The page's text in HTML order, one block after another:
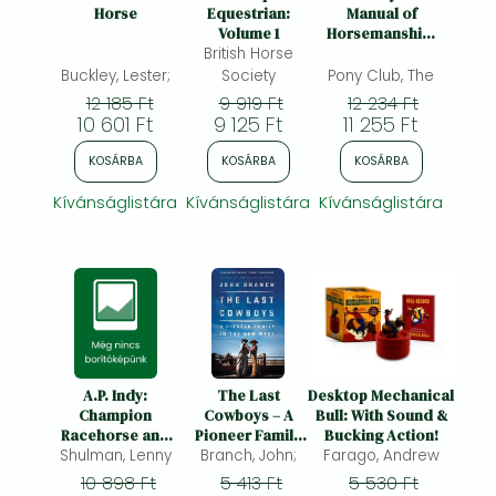
Frieren manga
One-Punch Man manga
Horse
Buckley, Lester;
12 185 Ft
10 601 Ft
KOSÁRBA
Kívánságlistára
Equestrian:
Volume 1
British Horse
Society
9 919 Ft
9 125 Ft
KOSÁRBA
Kívánságlistára
Manual of
Horsemanship:
Fundamentals:
An Essential
Guide to Riding
and Pony Care
Pony Club, The
12 234 Ft
11 255 Ft
KOSÁRBA
Kívánságlistára
A.P. Indy:
Champion
Racehorse and
Breed-Shaping
Sire
Shulman, Lenny
10 898 Ft
The Last
Cowboys – A
Pioneer Family
in the New West:
An Pioneer
Branch, John;
5 413 Ft
Desktop Mechanical
Bull: With Sound &
Bucking Action!
Farago, Andrew
5 530 Ft